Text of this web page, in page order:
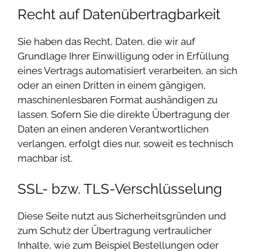
Recht auf Daten­übertrag­barkeit
Sie haben das Recht, Daten, die wir auf
Grundlage Ihrer Einwilligung oder in Erfüllung
eines Vertrags automatisiert verarbeiten, an sich
oder an einen Dritten in einem gängigen,
maschinenlesbaren Format aushändigen zu
lassen. Sofern Sie die direkte Übertragung der
Daten an einen anderen Verantwortlichen
verlangen, erfolgt dies nur, soweit es technisch
machbar ist.
SSL- bzw. TLS-Verschlüsselung
Diese Seite nutzt aus Sicherheitsgründen und
zum Schutz der Übertragung vertraulicher
Inhalte, wie zum Beispiel Bestellungen oder